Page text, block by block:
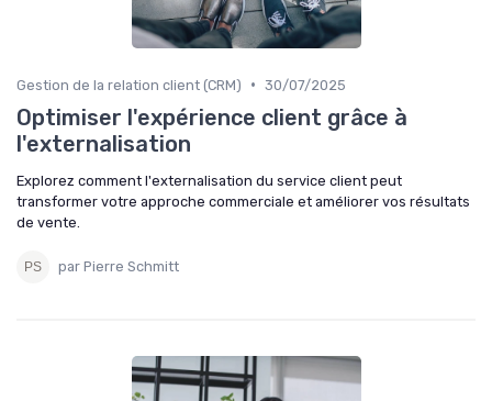
Gestion de la relation client (CRM) • 30/07/2025
Optimiser l'expérience client grâce à
l'externalisation
Explorez comment l'externalisation du service client peut
transformer votre approche commerciale et améliorer vos résultats
de vente.
par Pierre Schmitt